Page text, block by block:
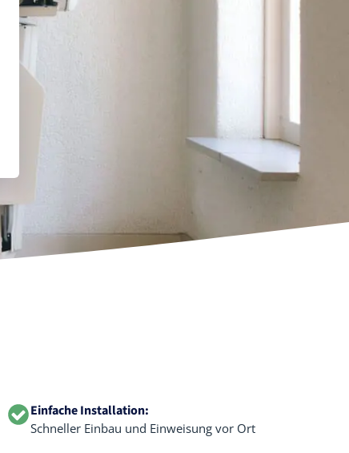
Einfache Installation:
Schneller Einbau und Einweisung vor Ort